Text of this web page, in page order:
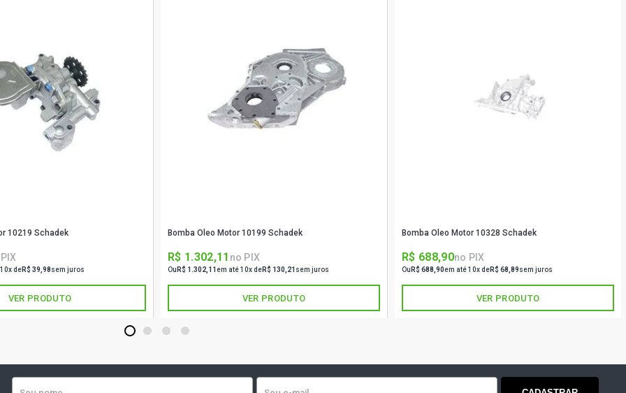
10219 Schadek
deR$ 39,98sem juros
VER PRODUTO
Bomba Oleo Motor 10199 Schadek
R$ 1.302,11 no PIX
Ou R$ 1.302,11em até 10x deR$ 130,21 sem juros
VER PRODUTO
Bomba Oleo Motor 10328 Schadek
R$ 688,90no PIX
Ou R$ 688,90em até 10x deR$ 68,89sem juros
VER PRODUTO
1 2 3 4